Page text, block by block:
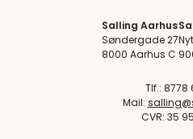
Salling Aarhus
Søndergade 27
8000 Aarhus C
Tlf.: 8778
Mail:
CVR: 35